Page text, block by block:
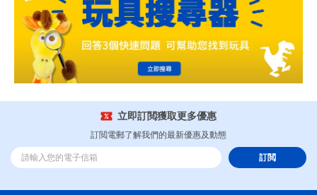
立即訂閲獲取更多優惠
訂閲電郵了解我們的最新優惠及動態
訂閲